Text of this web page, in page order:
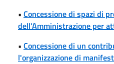
• Concessione di spazi di
dell'Amministrazione per
• Concessione di un
l'organizzazione di